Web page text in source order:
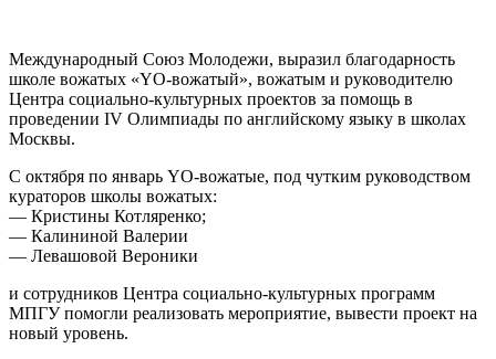
Международный Союз Молодежи, выразил благодарность
школе вожатых «YO-вожатый», вожатым и руководителю
Центра социально-культурных проектов за помощь в
проведении IV Олимпиады по английскому языку в школах
Москвы.
С октября по январь YO-вожатые, под чутким руководством
кураторов школы вожатых:
— Кристины Котляренко;
— Калининой Валерии
— Левашовой Вероники
и сотрудников Центра социально-культурных программ
МПГУ помогли реализовать мероприятие, вывести проект на
новый уровень.